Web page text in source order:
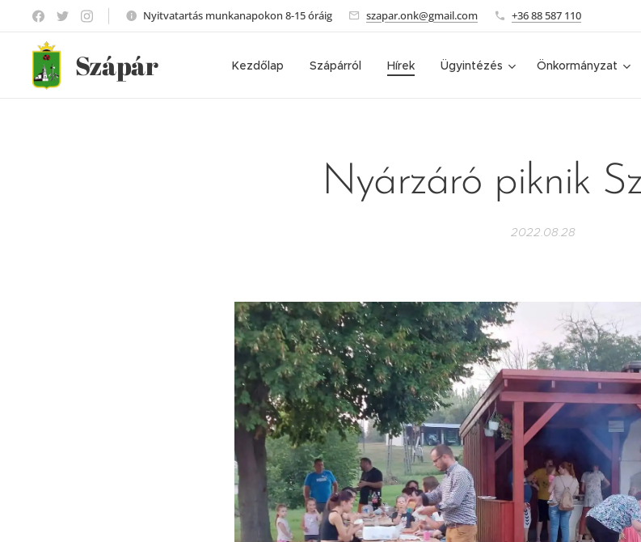
Nyitvatartás munkanapokon 8-15 óráig szapar.onk@gmail.com +36 88 587 110
Szápár Kezdőlap Szápárról Hírek Ügyintézés Önkormányzat
Nyárzáró piknik
2022.08.28